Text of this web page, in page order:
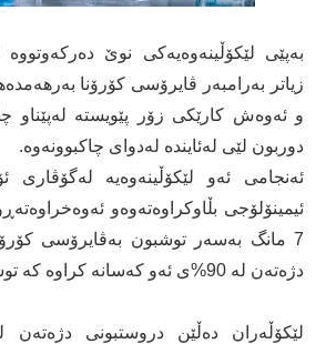
بەپێی لێكۆڵینەوەیەكی نوێ
زیاتر بەرامبەر ڤایرۆسی كۆرۆنا
و ئەوەش كارێكی زۆر پێویستە لەپێناو
دوربون لێی لەئایندە لەدوای چاكبوونەوە.
ئەنجامی ئەو لێكۆڵینەوەیە لەگۆڤاری
ئیمینۆلۆجی بڵاوكراوەتەوەو
7 مانگ بەسەر توشبون بەڤایرۆسی
دژەتەن لە 90%ی ئەو كەسانە كراوە كە توشبون و چاكبونەتەوە.
لێكۆڵەران دەڵێن دروستبونی